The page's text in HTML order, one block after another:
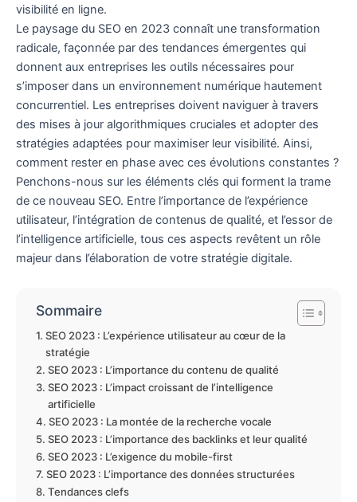
Le paysage du SEO en 2023 connaît une transformation
radicale, façonnée par des tendances émergentes qui
donnent aux entreprises les outils nécessaires pour
s’imposer dans un environnement numérique hautement
concurrentiel. Les entreprises doivent naviguer à travers
des mises à jour algorithmiques cruciales et adopter des
stratégies adaptées pour maximiser leur visibilité. Ainsi,
comment rester en phase avec ces évolutions constantes ?
Penchons-nous sur les éléments clés qui forment la trame
de ce nouveau SEO. Entre l’importance de l’expérience
utilisateur, l’intégration de contenus de qualité, et l’essor de
l’intelligence artificielle, tous ces aspects revêtent un rôle
majeur dans l’élaboration de votre stratégie digitale.
Sommaire
SEO 2023 : L’expérience utilisateur au cœur de la
stratégie
SEO 2023 : L’importance du contenu de qualité
SEO 2023 : L’impact croissant de l’intelligence
artificielle
SEO 2023 : La montée de la recherche vocale
SEO 2023 : L’importance des backlinks et leur qualité
SEO 2023 : L’exigence du mobile-first
SEO 2023 : L’importance des données structurées
Tendances clefs